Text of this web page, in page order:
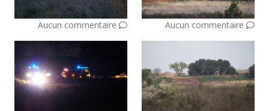
Aucun commentaire Aucun commentaire